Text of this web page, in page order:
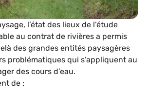
l’état des lieux de l’étude
au contrat de rivières a permis
des grandes entités paysagères
problématiques qui s’appliquent au
des cours d’eau.
de :